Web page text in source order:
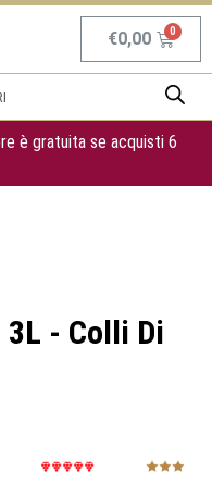
€0,00
è gratuita se acquisti 6
3L - Colli Di